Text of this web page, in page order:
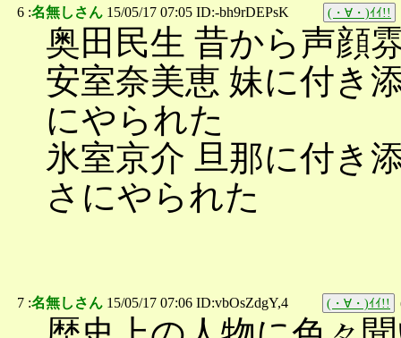
6 :名無しさん 15/05/17 07:05 ID:-bh9rDEPsK (・∀・)ｲｲ!!
奥田民生 昔から声顔
安室奈美恵 妹に付き
にやられた
氷室京介 旦那に付き
さにやられた
7 :名無しさん 15/05/17 07:06 ID:vbOsZdgY,4 (・∀・)ｲｲ!!